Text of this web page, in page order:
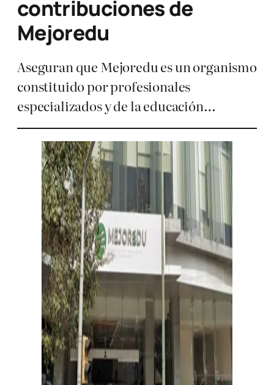
contribuciones de
Mejoredu
Aseguran que Mejoredu es un organismo
constituido por profesionales
especializados y de la educación…